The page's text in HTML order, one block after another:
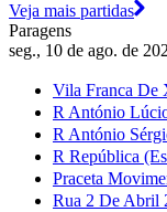
Veja mais partidas
Paragens
seg., 10 de ago. de
Vila Franca De
R António
R António
R República
Praceta
Rua 2 De Abril